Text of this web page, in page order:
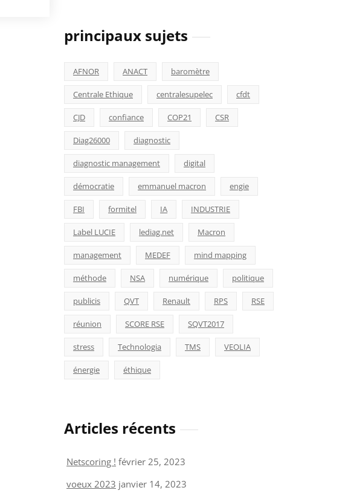
principaux sujets
AFNOR ANACT baromètre
Centrale Ethique centralesupelec cfdt
CJD confiance COP21 CSR
Diag26000 diagnostic
diagnostic management digital
démocratie emmanuel macron engie
FBI formitel IA INDUSTRIE
Label LUCIE lediag.net Macron
management MEDEF mind mapping
méthode NSA numérique politique
publicis QVT Renault RPS RSE
réunion SCORE RSE SQVT2017
stress Technologia TMS VEOLIA
énergie éthique
Articles récents
Netscoring ! février 25, 2023
voeux 2023 janvier 14, 2023